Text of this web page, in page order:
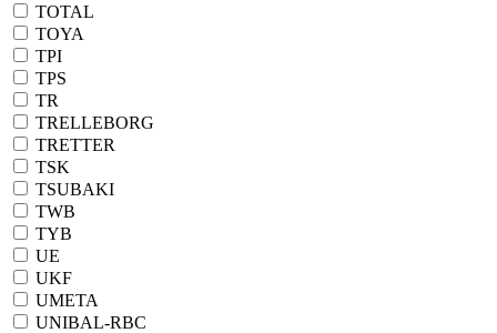
TOTAL
TOYA
TPI
TPS
TR
TRELLEBORG
TRETTER
TSK
TSUBAKI
TWB
TYB
UE
UKF
UMETA
UNIBAL-RBC